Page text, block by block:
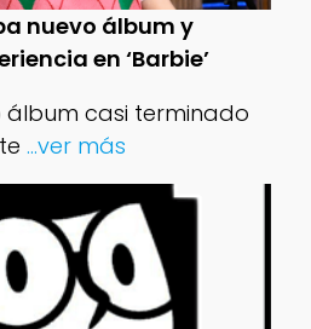
nuevo álbum y
en ‘Barbie’
álbum casi terminado
...ver más